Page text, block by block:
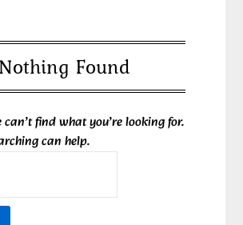
Nothing Found
can’t find what you’re looking for.
can help.